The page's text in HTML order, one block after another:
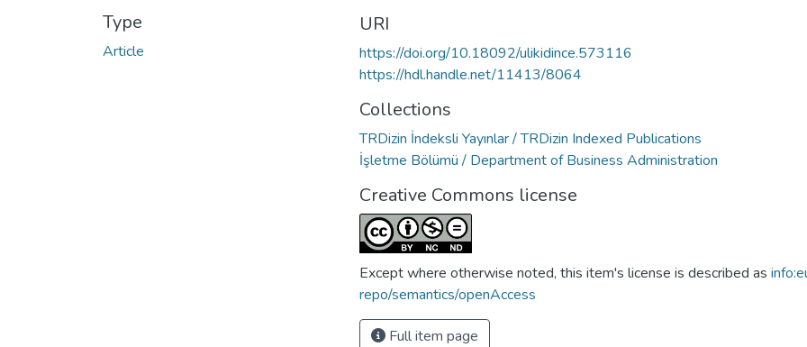
Type
Article
URI
https://doi.org/10.18092/ulikidince.573116
https://hdl.handle.net/11413/8064
Collections
TRDizin İndeksli Yayınlar / TRDizin Indexed Publications
İşletme Bölümü / Department of Business Administration
Creative Commons license
Except where otherwise noted, this item's license is described as
repo/semantics/openAccess
Full item page